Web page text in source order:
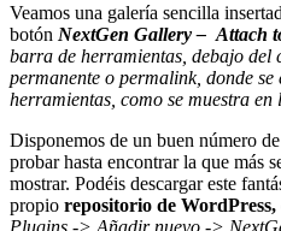
Veamos una galería sencilla
botón NextGen Gallery – Attach
barra de herramientas, debajo
permanente o permalink, donde se
herramientas, como se muestra
Disponemos de un buen número
probar hasta encontrar la que más
mostrar. Podéis descargar este
propio repositorio de WordPress,
Plugins -> Añadir nuevo ->